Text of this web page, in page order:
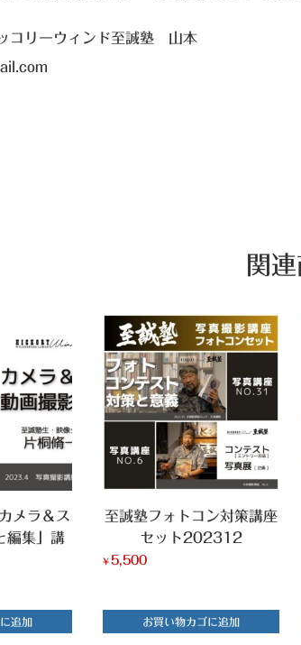
コリーウィンド至誠塾 山本
関
メラ＆ス
編集」講
追加
至誠塾フォトコン対策講座
セット202312
¥ 5,500
お買い物カゴに追加